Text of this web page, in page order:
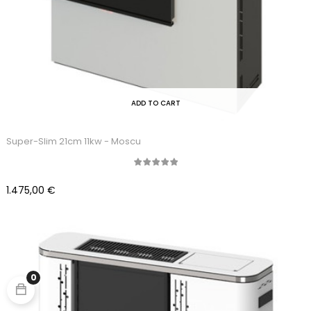
ADD TO CART
Super-Slim 21cm 11kw - Moscu
Precio
1.475,00 €
0